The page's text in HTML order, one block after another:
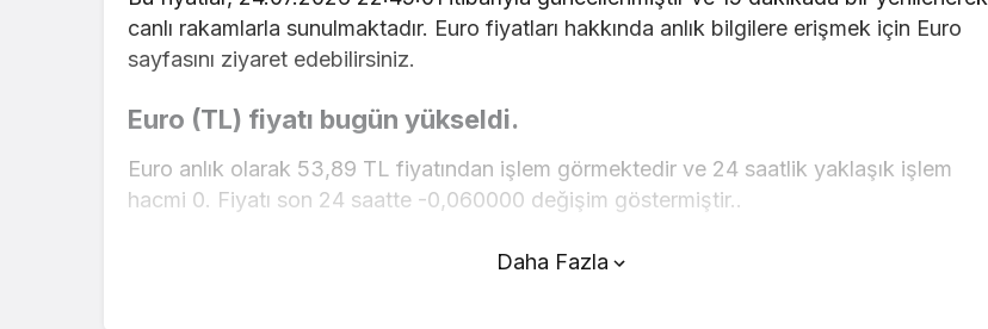
canlı rakamlarla sunulmaktadır. Euro fiyatları hakkında anlık bilgilere erişmek için Euro
sayfasını ziyaret edebilirsiniz.
Euro (TL) fiyatı bugün yükseldi.
Euro anlık olarak 53,89 TL fiyatından işlem görmektedir ve 24 saatlik yaklaşık işlem
hacmi 0. Fiyatı son 24 saatte -0,060000 değişim göstermiştir..
Euro hesaplama işlemleri için, sayfanın üstünde yer alan çevirici aracını kullanarak
Daha Fazla